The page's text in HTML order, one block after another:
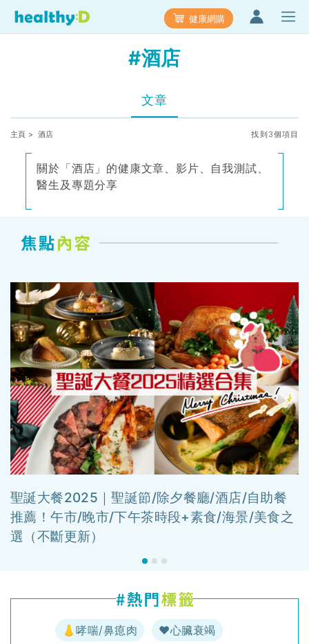
健康網購
#酒店
文章
主頁 > 酒店 找到3個項目
關於「酒店」的健康文章、影片、自我測試、
醫生及專題分享
聖誕大餐2025｜聖誕節/除夕餐廳/酒店/自助餐
推薦！午市/晚市/下午茶時段+素食/海景/美食之
選（不斷更新）
👃哮喘/鼻瘜肉 ♥️心臟衰竭